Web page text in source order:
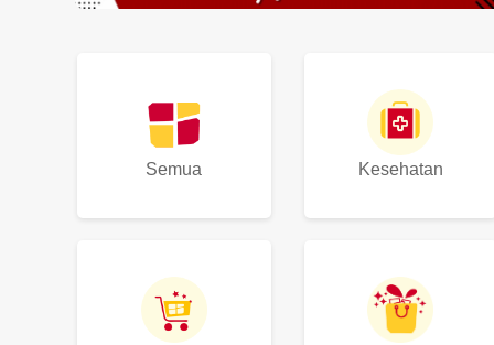
Semua Kesehatan